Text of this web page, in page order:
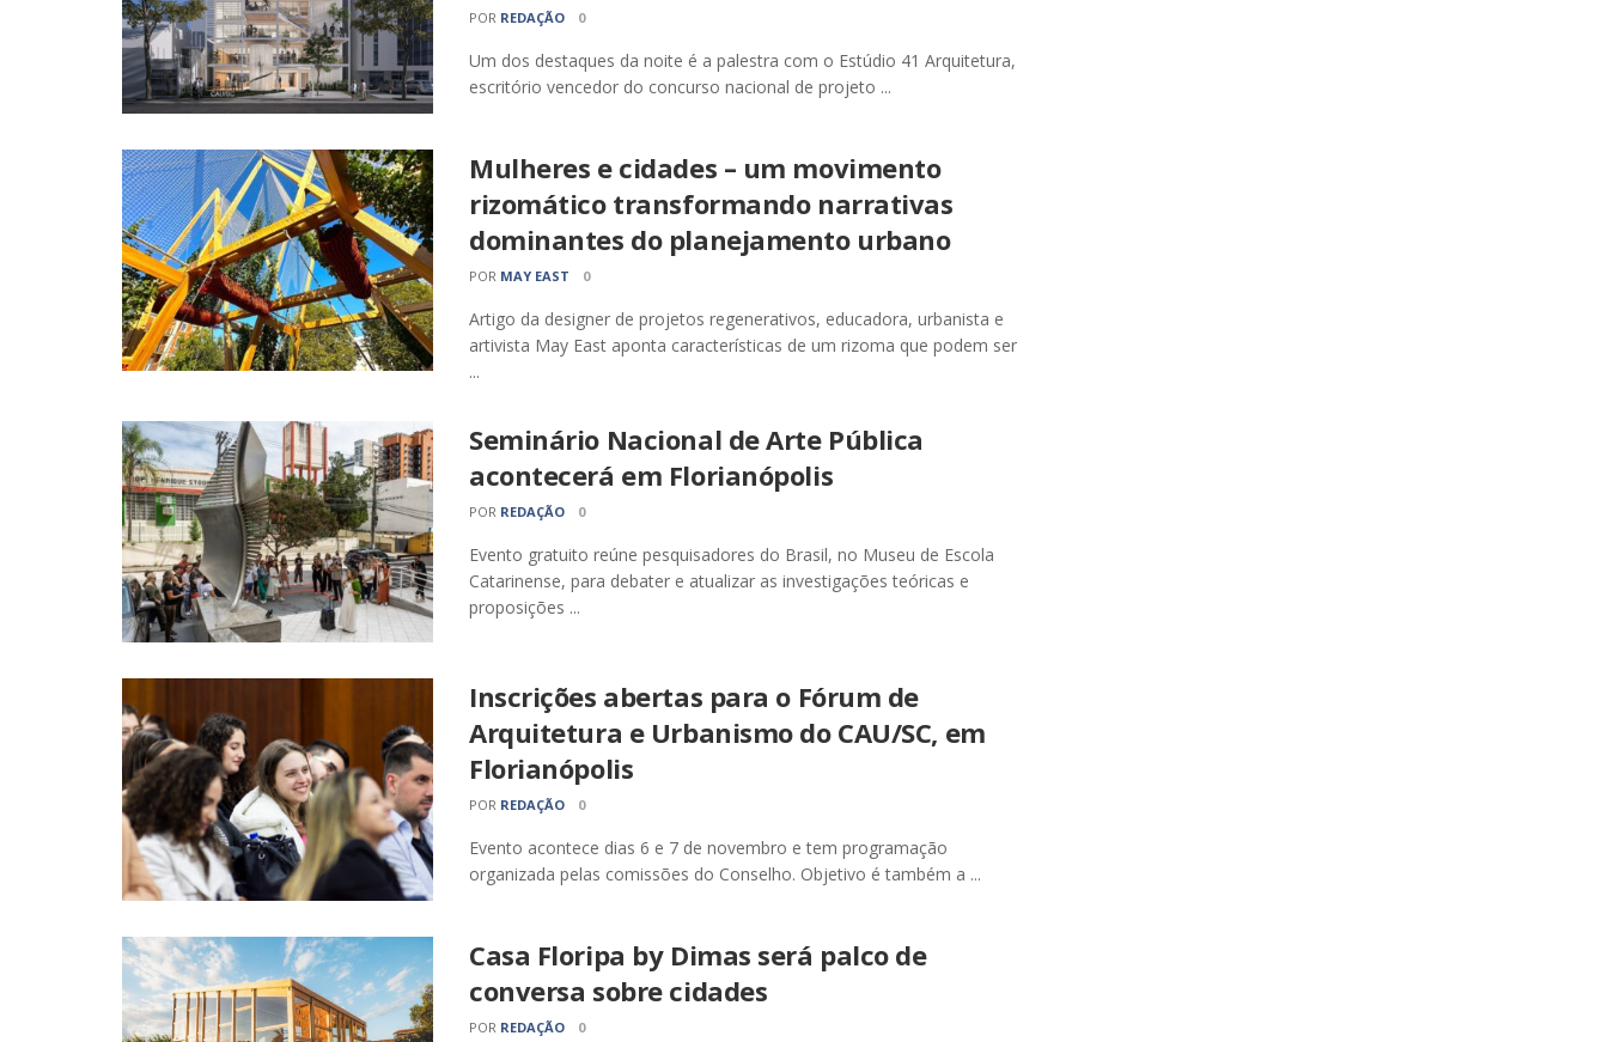
POR REDAÇÃO 0
Um dos destaques da noite é a palestra com o Estúdio 41 Arquitetura,
escritório vencedor do concurso nacional de projeto ...
Mulheres e cidades – um movimento
rizomático transformando narrativas
dominantes do planejamento urbano
POR MAY EAST 0
Artigo da designer de projetos regenerativos, educadora, urbanista e
artivista May East aponta características de um rizoma que podem ser
...
Seminário Nacional de Arte Pública
acontecerá em Florianópolis
POR REDAÇÃO 0
Evento gratuito reúne pesquisadores do Brasil, no Museu de Escola
Catarinense, para debater e atualizar as investigações teóricas e
proposições ...
Inscrições abertas para o Fórum de
Arquitetura e Urbanismo do CAU/SC, em
Florianópolis
POR REDAÇÃO 0
Evento acontece dias 6 e 7 de novembro e tem programação
organizada pelas comissões do Conselho. Objetivo é também a ...
Casa Floripa by Dimas será palco de
conversa sobre cidades
POR REDAÇÃO 0